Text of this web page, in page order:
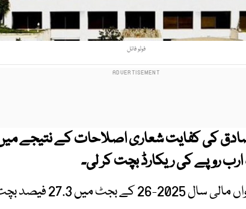
فوٹو فائل
صادق کی کفایت شعاری اصلاحات کے نتیجے
قومی اسمبلی سیکریٹریٹ نے رواں مالی